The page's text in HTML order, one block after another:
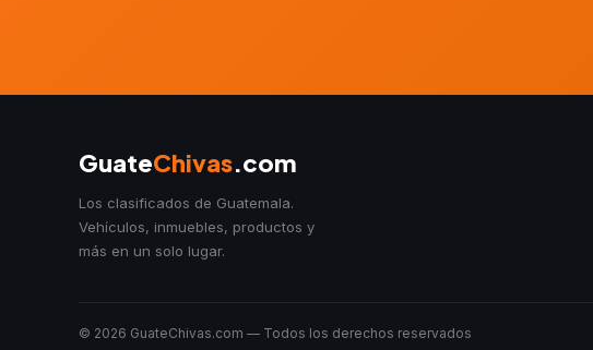
GuateChivas.com
Los clasificados de Guatemala.
Vehículos, inmuebles, productos y
más en un solo lugar.
© 2026 GuateChivas.com — Todos los derechos reservados